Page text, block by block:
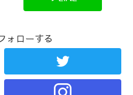
ォローする